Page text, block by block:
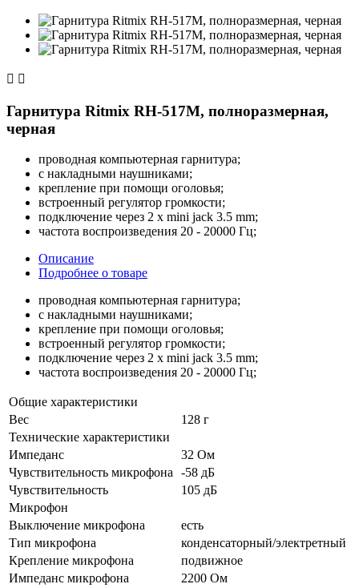
 
Гарнитура Ritmix RH-517М, полноразмерная,
черная
проводная компьютерная гарнитура;
с накладными наушниками;
крепление при помощи оголовья;
встроенный регулятор громкости;
подключение через 2 x mini jack 3.5 mm;
частота воспроизведения 20 - 20000 Гц;
Описание
Подробнее о товаре
проводная компьютерная гарнитура;
с накладными наушниками;
крепление при помощи оголовья;
встроенный регулятор громкости;
подключение через 2 x mini jack 3.5 mm;
частота воспроизведения 20 - 20000 Гц;
Общие характеристики
Вес
128 г
Технические характеристики
Импеданс
32 Ом
Чувствительность микрофона -58 дБ
Чувствительность
105 дБ
Микрофон
Выключение микрофона
есть
Тип микрофона
конденсаторный/электретный
Крепление микрофона
подвижное
Импеданс микрофона
2200 Ом